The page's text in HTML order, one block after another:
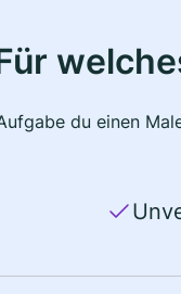
du einen